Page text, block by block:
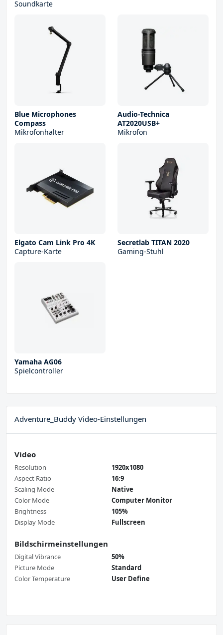
Soundkarte
Blue Microphones
Compass
Mikrofonhalter
Audio-Technica
AT2020USB+
Mikrofon
Elgato Cam Link Pro 4K
Capture-Karte
Secretlab TITAN 2020
Gaming-Stuhl
Yamaha AG06
Spielcontroller
Adventure_Buddy Video-Einstellungen
Video
Resolution
1920x1080
Aspect Ratio
16:9
Scaling Mode
Native
Color Mode
Computer Monitor
Brightness
105%
Display Mode
Fullscreen
Bildschirmeinstellungen
Digital Vibrance
50%
Picture Mode
Standard
Color Temperature
User Define